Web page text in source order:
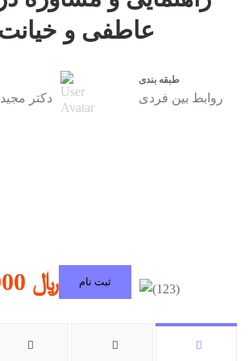
عاطفی و
دکتر
طبقه بندی
روابط بین فردی
19.500.000 ﷼ ثبت نام